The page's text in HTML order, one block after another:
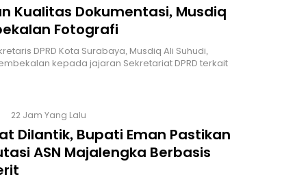
Kualitas Dokumentasi, Musdiq
Fotografi
DPRD Kota Surabaya, Musdiq Ali Suhudi,
kepada jajaran Sekretariat DPRD terkait
22 Jam Yang Lalu
Dilantik, Bupati Eman Pastikan
ASN Majalengka Berbasis